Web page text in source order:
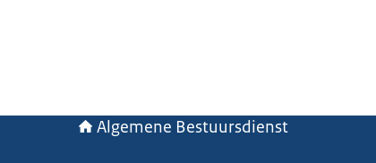
Algemene Bestuursdienst